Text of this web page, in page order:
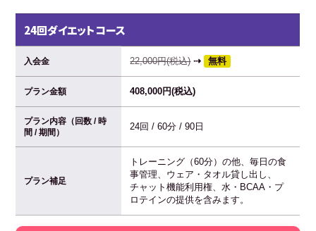
24回ダイエットコース
入会金 22,000円(税込)⇢ 無料
プラン金額 408,000円(税込)
プラン内容（回数 / 時
間 / 期間）
24回 / 60分 / 90日
プラン補足
トレーニング（60分）の他、毎日の食
事管理、ウェア・タオル貸し出し、
チャット機能利用権、水・BCAA・プ
ロテインの提供を含みます。